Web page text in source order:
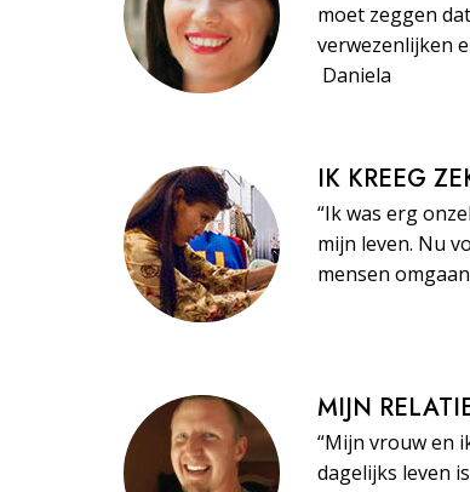
moet zeggen
verwezenlijken
Daniela
IK KREEG
“Ik was erg
mijn leven. Nu
mensen
MIJN
“Mijn vrouw en
dagelijks leven